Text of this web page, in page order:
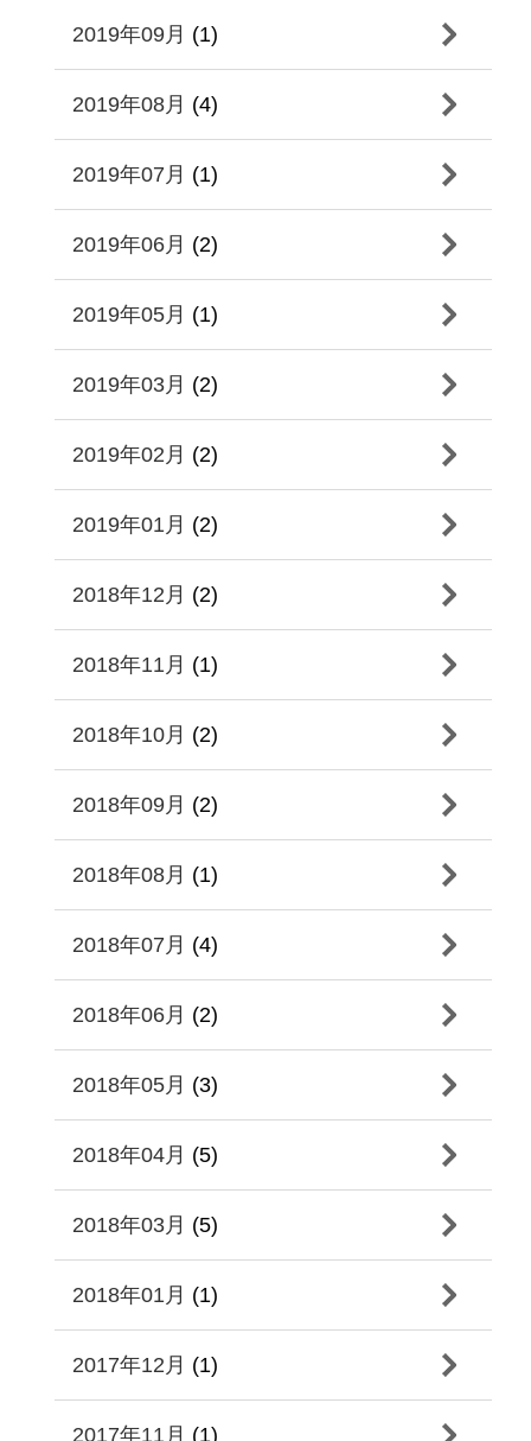
2019年09月 (1)
2019年08月 (4)
2019年07月 (1)
2019年06月 (2)
2019年05月 (1)
2019年03月 (2)
2019年02月 (2)
2019年01月 (2)
2018年12月 (2)
2018年11月 (1)
2018年10月 (2)
2018年09月 (2)
2018年08月 (1)
2018年07月 (4)
2018年06月 (2)
2018年05月 (3)
2018年04月 (5)
2018年03月 (5)
2018年01月 (1)
2017年12月 (1)
2017年11月 (1)